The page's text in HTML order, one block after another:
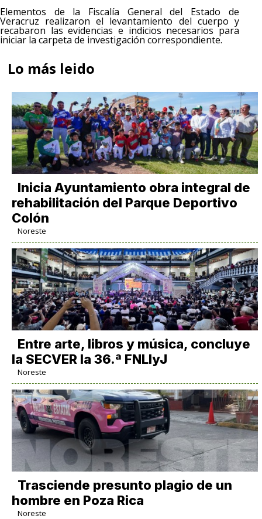
Elementos de la Fiscalía General del Estado de
Veracruz realizaron el levantamiento del cuerpo y
recabaron las evidencias e indicios necesarios para
iniciar la carpeta de investigación correspondiente.
Lo más leido
Inicia Ayuntamiento obra integral de
rehabilitación del Parque Deportivo
Colón
Noreste
Entre arte, libros y música, concluye
la SECVER la 36.ª FNLIyJ
Noreste
Trasciende presunto plagio de un
hombre en Poza Rica
Noreste